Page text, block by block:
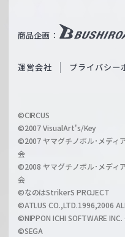
ß
c
a
r
z
商品企画：
i
l
h
運営会社 プライバシー
©CIRCUS
©2007 VisualArt's/Key
©2007 ヤマグチノボル･メディ
会
©2008 ヤマグチノボル･メディ
会
©なのはStrikerS PROJECT
©ATLUS CO.,LTD.1996,2006
©NIPPON ICHI SOFTWARE
©SEGA